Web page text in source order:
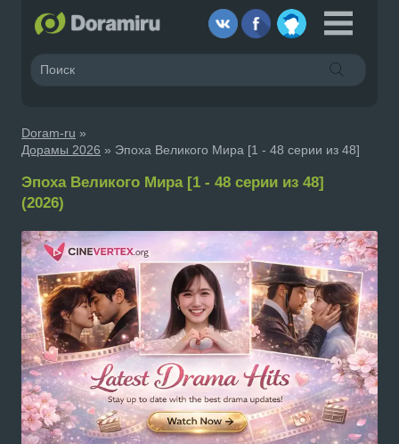
Doram-ru »
Дорамы 2026 » Эпоха Великого Мира [1 - 48 серии из 48]
Эпоха Великого Мира [1 - 48 серии из 48]
(2026)